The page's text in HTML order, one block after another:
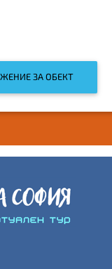
ЗА ОБЕКТ